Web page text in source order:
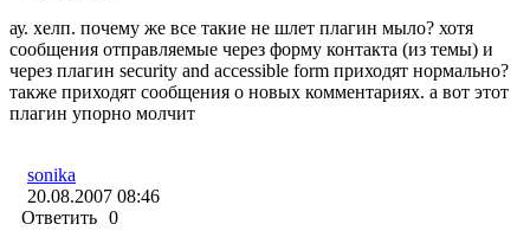
ау. хелп. почему же все такие не шлет плагин мыло? хотя
сообщения отправляемые через форму контакта (из темы) и
через плагин security and accessible form приходят нормально?
также приходят сообщения о новых комментариях. а вот этот
плагин упорно молчит
sonika
20.08.2007 08:46
Ответить 0